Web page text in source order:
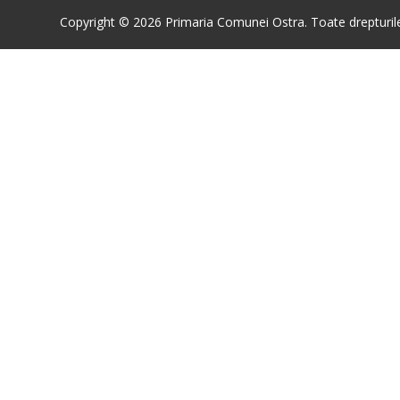
Copyright © 2026 Primaria Comunei Ostra. Toate